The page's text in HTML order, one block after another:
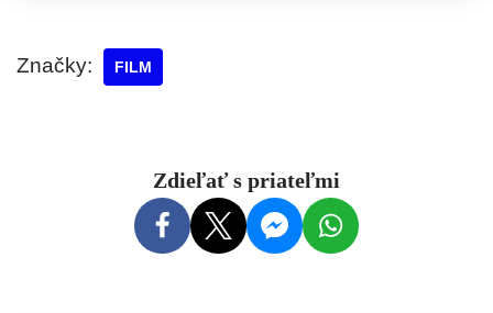
Značky: FILM
Zdieľať s priateľmi